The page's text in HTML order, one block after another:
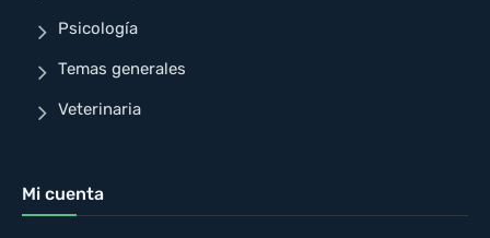
Psicología
Temas generales
Veterinaria
Mi cuenta